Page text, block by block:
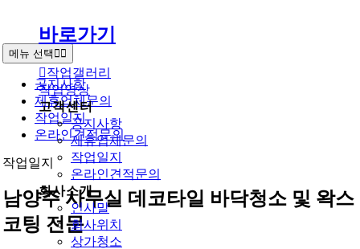
바로가기
작업갤러리
작업영상
고객센터
공지사항
제휴업체문의
작업일지
온라인견적문의
회사소개
인사말
회사위치
상가청소
메뉴 선택
공지사항
제휴업체문의
작업일지
온라인견적문의
작업일지
남양주 사무실 데코타일 바닥청소 및 왁스
코팅 전문